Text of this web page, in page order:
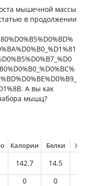
мышечной массы
в продолжении
А вы как
мышц?
Калории Белки
142.7 14.5
0 0